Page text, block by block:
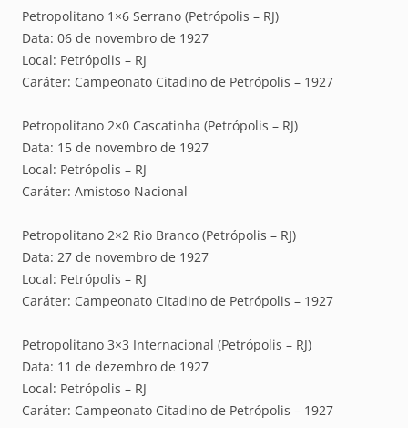
Petropolitano 1×6 Serrano (Petrópolis – RJ)
Data: 06 de novembro de 1927
Local: Petrópolis – RJ
Caráter: Campeonato Citadino de Petrópolis – 1927
Petropolitano 2×0 Cascatinha (Petrópolis – RJ)
Data: 15 de novembro de 1927
Local: Petrópolis – RJ
Caráter: Amistoso Nacional
Petropolitano 2×2 Rio Branco (Petrópolis – RJ)
Data: 27 de novembro de 1927
Local: Petrópolis – RJ
Caráter: Campeonato Citadino de Petrópolis – 1927
Petropolitano 3×3 Internacional (Petrópolis – RJ)
Data: 11 de dezembro de 1927
Local: Petrópolis – RJ
Caráter: Campeonato Citadino de Petrópolis – 1927